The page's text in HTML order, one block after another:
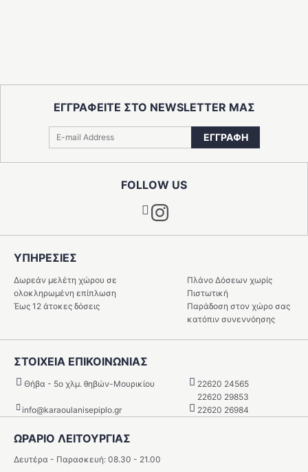
FOLLOW US
Instagram
ΕΓΓΡΑΦΕΙΤΕ ΣΤΟ NEWSLETTER ΜΑΣ
ΕΓΓΡΑΦΗ
ΩΡΑΡΙΟ ΛΕΙΤΟΥΡΓΙΑΣ
Δευτέρα - Παρασκευή: 08.30 - 21.00
ΥΠΗΡΕΣIΕΣ
Δωρεάν μελέτη χώρου σε
ολοκληρωμένη επίπλωση
Πλάνο Δόσεων χωρίς
Πιστωτική
Έως 12 άτοκες δόσεις
Παράδοση στον χώρο σας
κατόπιν συνεννόησης
ΣΤΟΙΧΕΙΑ ΕΠΙΚΟΙΝΩΝΙΑΣ
Θήβα - 5o χλμ. θηβών-Μουρικίου
22620 24565
22620 29853
info@karaoulanisepiplo.gr
22620 26984